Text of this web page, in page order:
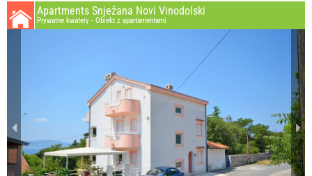
Apartments Snježana Novi Vinodolski
Prywatne kwatery - Obiekt z apartamentami